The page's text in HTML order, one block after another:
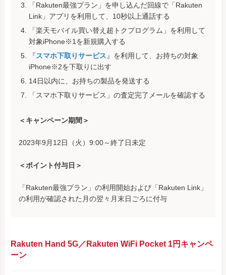
「Rakuten最強プラン」を申し込んだ回線で「Rakuten
Link」アプリを利用して、10秒以上通話する
「楽天モバイル買い替え超トクプログラム」を利用して
対象iPhone※1を新規購入する
『スマホ下取りサービス 』を利用して、お持ちの対象
iPhone※2を下取りに出す
14日以内に、お持ちの製品を発送する
「スマホ下取りサービス」の査定完了メールを確認する
＜キャンペーン期間＞
2023年9月12日（火）9:00～終了日未定
＜ポイント付与日＞
「Rakuten最強プラン」の利用開始および「Rakuten Link」
の利用が確認された月の翌々月末日ごろに付与
Rakuten Hand 5G／Rakuten WiFi Pocket 1円キャンペ
ーン